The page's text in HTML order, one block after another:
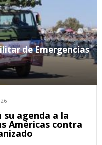
de Emergencias
agenda a la
Américas contra